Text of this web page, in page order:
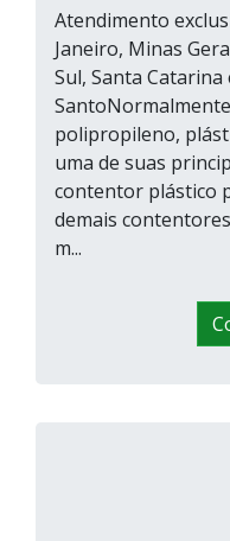
Atendimento
Janeiro, Minas
Sul, Santa
polipropileno,
uma de suas
contentor plástico
demais
m...